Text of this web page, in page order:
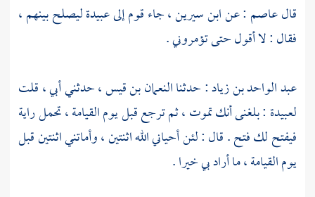
قالعاصم : عنابن سيرين، جاء قوم إلىعبيدةليصلح بينهم ،
فقال : لا أقول حتى تؤمروني .
عبد الواحد بن زياد: حدثناالنعمان بن قيس، حدثني أبي ، قلت
لعبيدة : بلغنى أنك تموت ، ثم ترجع قبل يوم القيامة ، تحمل راية
فيفتح لك فتح . قال : لئن أحياني الله اثنتين ، وأماتني اثنتين قبل
يوم القيامة ، ما أراد بي خيرا .